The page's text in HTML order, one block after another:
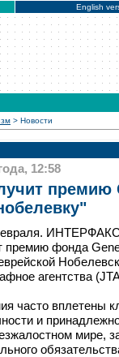
English
> Новости
12:58
премию
премию фонда
агентства
часто вплетены
и
мире,